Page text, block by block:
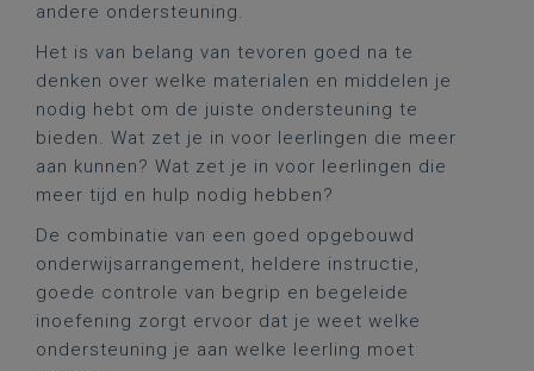
andere ondersteuning.
Het is van belang van tevoren goed na te
denken over welke materialen en middelen je
nodig hebt om de juiste ondersteuning te
bieden. Wat zet je in voor leerlingen die meer
aan kunnen? Wat zet je in voor leerlingen die
meer tijd en hulp nodig hebben?
De combinatie van een goed opgebouwd
onderwijsarrangement, heldere instructie,
goede controle van begrip en begeleide
inoefening zorgt ervoor dat je weet welke
ondersteuning je aan welke leerling moet